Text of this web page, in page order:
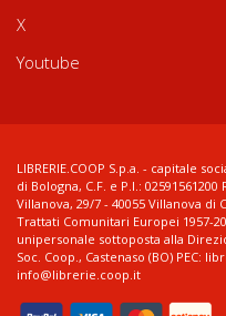
X
Youtube
LIBRERIE.COOP S.p.a. - capitale
di Bologna, C.F. e P.I.: 02591561200
Villanova, 29/7 - 40055 Villanova di
Trattati Comunitari Europei 1957-
unipersonale sottoposta alla
Soc. Coop., Castenaso (BO) PEC:
info@librerie.coop.it